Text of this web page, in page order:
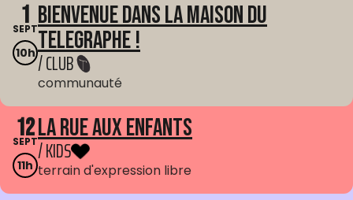
1
SEPT
10h
Bienvenue dans La Maison du
Telegraphe !
/ CLUB
communauté
12
SEPT
11h
La Rue aux enfants
/ KIDS
terrain d'expression libre